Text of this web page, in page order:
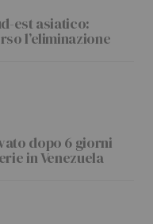
est asiatico:
l’eliminazione
dopo 6 giorni
in Venezuela